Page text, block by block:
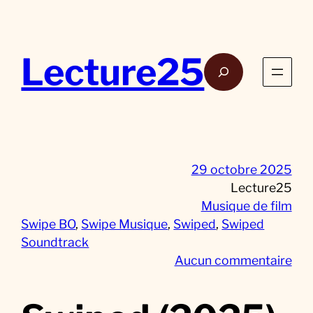
Lecture25Rech
29 octobre 2025
Lecture25
Musique de film
Swipe BO, Swipe Musique, Swiped, Swiped
Soundtrack
Aucun commentaires